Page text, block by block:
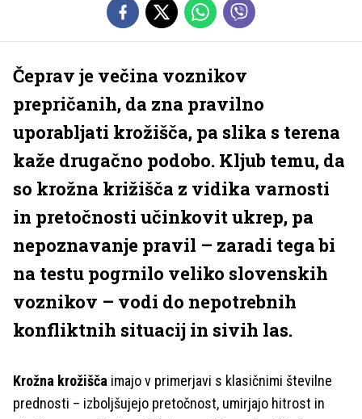
Čeprav je večina voznikov
prepričanih, da zna pravilno
uporabljati krožišča, pa slika s terena
kaže drugačno podobo. Kljub temu, da
so krožna križišča z vidika varnosti
in pretočnosti učinkovit ukrep, pa
nepoznavanje pravil – zaradi tega bi
na testu pogrnilo veliko slovenskih
voznikov – vodi do nepotrebnih
konfliktnih situacij in sivih las.
Krožna krožišča imajo v primerjavi s klasičnimi številne
prednosti – izboljšujejo pretočnost, umirjajo hitrost in